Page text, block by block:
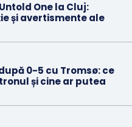
One la Cluj:
și avertismente ale
0-5 cu Tromsø: ce
și cine ar putea